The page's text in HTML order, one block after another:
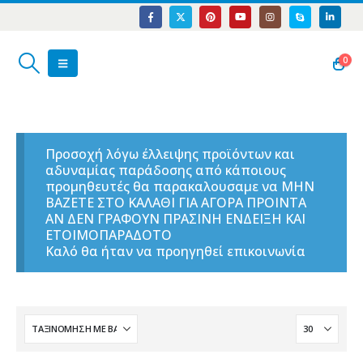
0
Προσοχή λόγω έλλειψης προϊόντων και
αδυναμίας παράδοσης από κάποιους
προμηθευτές θα παρακαλουσαμε να ΜΗΝ
ΒΑΖΕΤΕ ΣΤΟ ΚΑΛΑΘΙ ΓΙΑ ΑΓΟΡΑ ΠΡΟΙΝΤΑ
ΑΝ ΔΕΝ ΓΡΑΦΟΥΝ ΠΡΑΣΙΝΗ ΕΝΔΕΙΞΗ ΚΑΙ
ΕΤΟΙΜΟΠΑΡΑΔΟΤΟ
Καλό θα ήταν να προηγηθεί επικοινωνία